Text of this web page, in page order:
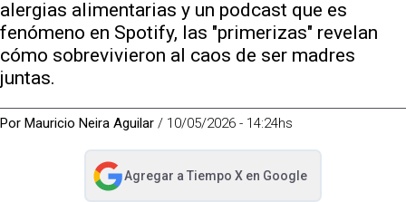
alergias alimentarias y un podcast que es
fenómeno en Spotify, las "primerizas" revelan
cómo sobrevivieron al caos de ser madres
juntas.
Por Mauricio Neira Aguilar / 10/05/2026 - 14:24hs
Agregar a Tiempo Xen Google
abre en nueva pestaña